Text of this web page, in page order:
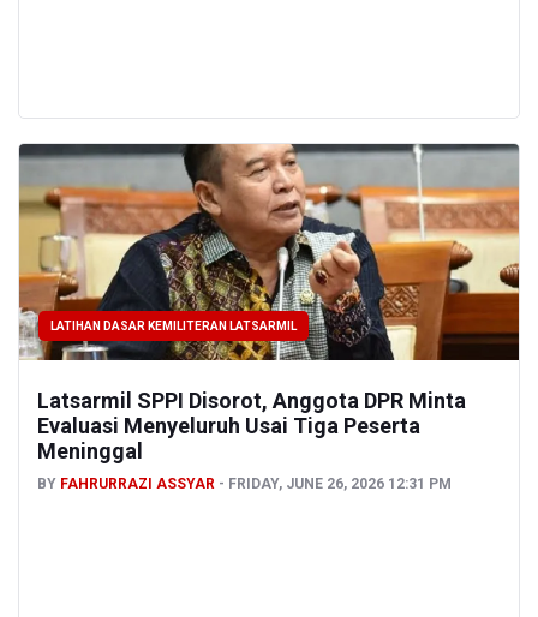
LATIHAN DASAR KEMILITERAN LATSARMIL
Latsarmil SPPI Disorot, Anggota DPR Minta
Evaluasi Menyeluruh Usai Tiga Peserta
Meninggal
BY FAHRURRAZI ASSYAR FRIDAY, JUNE 26, 2026 12:31 PM